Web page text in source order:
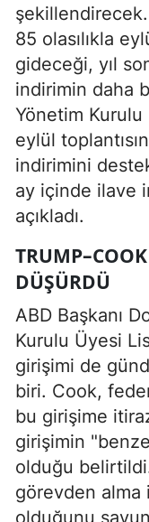
85 olasılıkla
gideceği, yıl
indirimin daha
Yönetim
eylül
indirimini
ay içinde ilave
açıkladı.
DÜŞÜRDÜ
ABD Başkanı
Kurulu Üyesi
girişimi de
biri. Cook,
bu girişime
girişimin
olduğu
görevden alma
olduğunu